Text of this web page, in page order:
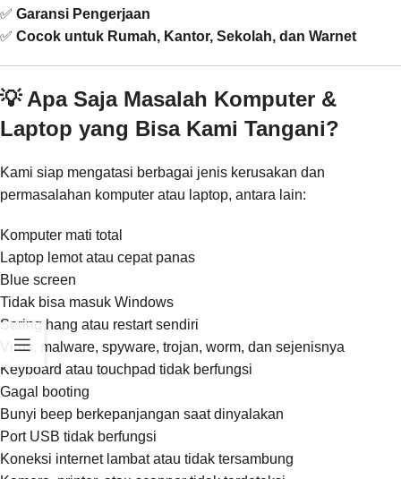
✅ Garansi Pengerjaan
✅ Cocok untuk Rumah, Kantor, Sekolah, dan Warnet
💡 Apa Saja Masalah Komputer &
Laptop yang Bisa Kami Tangani?
Kami siap mengatasi berbagai jenis kerusakan dan
permasalahan komputer atau laptop, antara lain:
Komputer mati total
Laptop lemot atau cepat panas
Blue screen
Tidak bisa masuk Windows
Sering hang atau restart sendiri
Virus, malware, spyware, trojan, worm, dan sejenisnya
Keyboard atau touchpad tidak berfungsi
Gagal booting
Bunyi beep berkepanjangan saat dinyalakan
Port USB tidak berfungsi
Koneksi internet lambat atau tidak tersambung